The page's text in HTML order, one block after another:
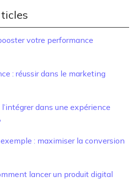
votre performance
: réussir dans le marketing
dans une expérience
: maximiser la conversion
lancer un produit digital